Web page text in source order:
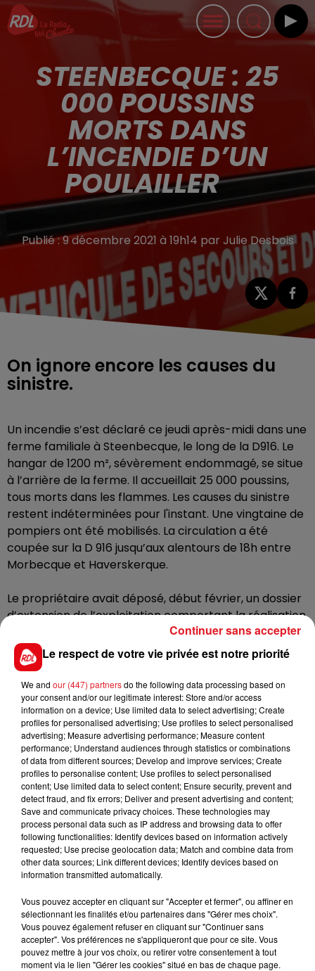
STEENBECQUE : 25
000 POUSSINS
MORTS DANS
L’INCENDIE D’UN
POULAILLER
Publié : 9 décembre 2021 à 19h14 par Julie Desbois
On ignore encore les causes du
sinistre.
Un incendie s’est déclaré ce jeudi après-midi dans une
ferme familiale à Steenbecque, le long de la D916. Le
hangar de 1200 m², sévèrement endommagé, se situe
à l’arrière de la ferme. Il accueillait 25 000 poussins,
tous morts dans les flammes. Les causes du sinistre
restent indéterminées pour l'instant. Une vingtaine de
pompiers ont été mobilisés. La circulation a été
coupée sur la D 916 jusqu’aux alentours de 18h entre
Morbecque et Haverskerque.
Le propriétaire avait déposé, début février, un dossier
d’extension de l’exploitation comportant la réalisation
d’un troisième bâtiment de 1 170 m². Comme le
rappelle La Voix du Nord, le projet fait l’objet d’une
enquête publique depuis fin novembre.
FIL D'ACTUS
15 juillet 2026
BÉTHUNE: ENQUÊTE POUR HOMICIDE
VOLONTAIRE EN COURS, APRÈS LA...
Selon les premiers éléments, le logement servait
à des prostituées
Le respect de votre vie privée est notre priorité
We and our (447) partnersdo the following data processing based on
your consent and/or our legitimate interest: Store and/or access
information on a device; Use limited data to select advertising; Create
profiles for personalised advertising; Use profiles to select personalised
advertising; Measure advertising performance; Measure content
performance; Understand audiences through statistics or combinations
of data from different sources; Develop and improve services; Create
profiles to personalise content; Use profiles to select personalised
content; Use limited data to select content; Ensure security, prevent and
detect fraud, and fix errors; Deliver and present advertising and content;
Save and communicate privacy choices. These technologies may
process personal data such as IP address and browsing data to offer
following functionalities: Identify devices based on information actively
requested; Use precise geolocation data; Match and combine data from
other data sources; Link different devices; Identify devices based on
information transmitted automatically.
Vous pouvez accepter en cliquant sur "Accepter et fermer", ou affiner en
sélectionnant les finalités et/ou partenaires dans "Gérer mes choix".
Vous pouvez également refuser en cliquant sur "Continuer sans
accepter". Vos préférences ne s'appliqueront que pour ce site. Vous
pouvez mettre à jour vos choix, ou retirer votre consentement à tout
moment via le lien "Gérer les cookies" situé en bas de chaque page.
Continuer sans accepter